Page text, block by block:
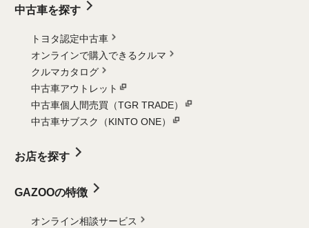
中古車を探す
トヨタ認定中古車
オンラインで購入できるクルマ
クルマカタログ
中古車アウトレット
中古車個人間売買（TGR TRADE）
中古車サブスク（KINTO ONE）
お店を探す
GAZOOの特徴
オンライン相談サービス